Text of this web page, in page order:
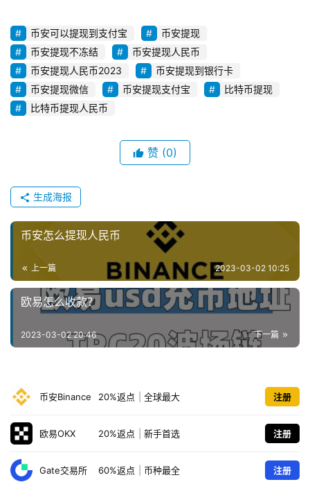
币安可以提现到支付宝
币安提现
币安提现不冻结
币安提现人民币
币安提现人民币2023
币安提现到银行卡
币安提现微信
币安提现支付宝
比特币提现
比特币提现人民币
赞 (0)
生成海报
币安怎么提现人民币
上一篇 2023-03-02 10:25
欧易怎么收款？
下一篇
2023-03-02 20:46
币安Binance 20%返点 全球最大 注册
欧易OKX 20%返点 新手首选 注册
Gate交易所 60%返点 币种最全 注册